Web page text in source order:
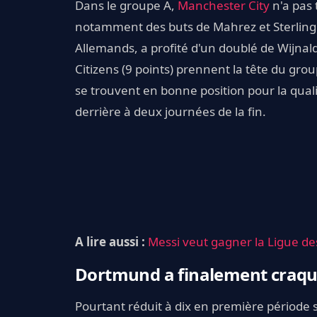
Dans le groupe A, Manchester City n'a pas
notamment des buts de Mahrez et
Allemands, a profité d'un doublé de
Citizens (9 points) prennent la tête du
se trouvent en bonne position pour la
derrière à deux journées de la fin.
A lire aussi : Messi veut gagner la Ligue
Dortmund a finalement
Pourtant réduit à dix en première période